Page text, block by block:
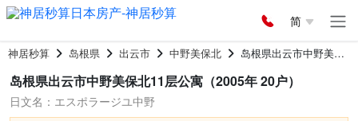
简
神居秒算 岛根県 出云市 中野美保北 岛根県出云市中野美保北11层公寓
岛根県出云市中野美保北11层公寓（2005年 20户）
日文名：エスポラージユ中野